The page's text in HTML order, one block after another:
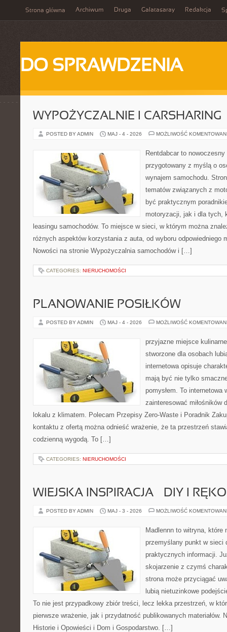
Strona główna Archiwum Druga Galatasaray Redakcja
DO SPRAWDZENIA
WYPOŻYCZALNIE I CARSHARING
POSTED BY ADMIN MAJ - 4 - 2026 MOŻLIWOŚĆ
Rentdabcar to
przygotowany z myślą o
wynajem samochodu.
tematów związanych z
być praktycznym
motoryzacji, jak i dla tych,
leasingu samochodów. To miejsce w sieci, w którym można
różnych aspektów korzystania z auta, od wyboru odpowiedniego
Nowości na stronie Wypożyczalnia samochodów i […]
CATEGORIES: NIERUCHOMOŚCI
PLANOWANIE POSIŁKÓW
POSTED BY ADMIN MAJ - 4 - 2026 MOŻLIWOŚĆ
przyjazne miejsce
stworzone dla osobach
internetowa opisuje
mają być nie tylko
pomysłem. To internetowa
zainteresować miłośników
lokalu z klimatem. Polecam Przepisy Zero-Waste i Poradnik
kontaktu z ofertą można odnieść wrażenie, że ta przestrzeń
codzienną wygodą. To […]
CATEGORIES: NIERUCHOMOŚCI
WIEJSKA INSPIRACJA – DIY I
POSTED BY ADMIN MAJ - 3 - 2026 MOŻLIWOŚĆ
Madlennn to witryna, które
przemyślany punkt w sieci
praktycznych informacji.
skojarzenie z czymś
strona może przyciągać
lubią nietuzinkowe
To nie jest przypadkowy zbiór treści, lecz lekka przestrzeń, w
pierwsze wrażenie, jak i przydatność publikowanych materiałów.
Historie i Opowieści i Dom i Gospodarstwo. […]